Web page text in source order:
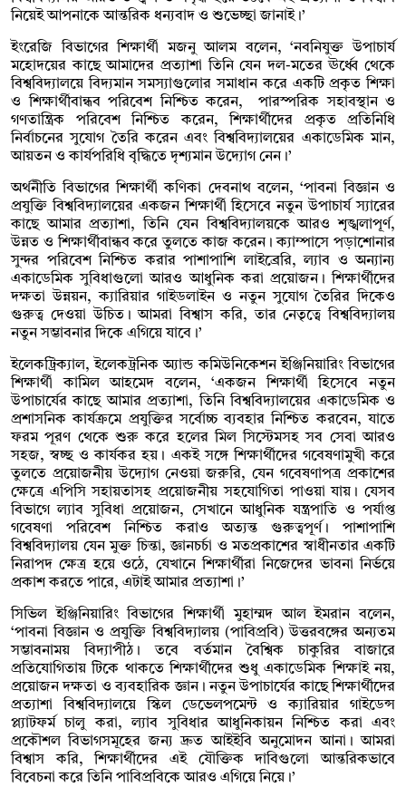
নিয়েই আপনাকে আন্তরিক ধন্যবাদ ও শুভেচ্ছা জানাই।’
ইংরেজি বিভাগের শিক্ষার্থী মজনু আলম বলেন, ‘নবনিযুক্ত উপাচার্য
মহোদয়ের কাছে আমাদের প্রত্যাশা তিনি যেন দল-মতের ঊর্ধ্বে থেকে
বিশ্ববিদ্যালয়ে বিদ্যমান সমস্যাগুলোর সমাধান করে একটি প্রকৃত শিক্ষা
ও শিক্ষার্থীবান্ধব পরিবেশ নিশ্চিত করেন, পারস্পরিক সহাবস্থান ও
গণতান্ত্রিক পরিবেশ নিশ্চিত করেন, শিক্ষার্থীদের প্রকৃত প্রতিনিধি
নির্বাচনের সুযোগ তৈরি করেন এবং বিশ্ববিদ্যালয়ের একাডেমিক মান,
আয়তন ও কার্যপরিধি বৃদ্ধিতে দৃশ্যমান উদ্যোগ নেন।’
অর্থনীতি বিভাগের শিক্ষার্থী কণিকা দেবনাথ বলেন, ‘পাবনা বিজ্ঞান ও
প্রযুক্তি বিশ্ববিদ্যালয়ের একজন শিক্ষার্থী হিসেবে নতুন উপাচার্য স্যারের
কাছে আমার প্রত্যাশা, তিনি যেন বিশ্ববিদ্যালয়কে আরও শৃঙ্খলাপূর্ণ,
উন্নত ও শিক্ষার্থীবান্ধব করে তুলতে কাজ করেন। ক্যাম্পাসে পড়াশোনার
সুন্দর পরিবেশ নিশ্চিত করার পাশাপাশি লাইব্রেরি, ল্যাব ও অন্যান্য
একাডেমিক সুবিধাগুলো আরও আধুনিক করা প্রয়োজন। শিক্ষার্থীদের
দক্ষতা উন্নয়ন, ক্যারিয়ার গাইডলাইন ও নতুন সুযোগ তৈরির দিকেও
গুরুত্ব দেওয়া উচিত। আমরা বিশ্বাস করি, তার নেতৃত্বে বিশ্ববিদ্যালয়
নতুন সম্ভাবনার দিকে এগিয়ে যাবে।’
ইলেকট্রিক্যাল, ইলেকট্রনিক অ্যান্ড কমিউনিকেশন ইঞ্জিনিয়ারিং বিভাগের
শিক্ষার্থী কামিল আহমেদ বলেন, ‘একজন শিক্ষার্থী হিসেবে নতুন
উপাচার্যের কাছে আমার প্রত্যাশা, তিনি বিশ্ববিদ্যালয়ের একাডেমিক ও
প্রশাসনিক কার্যক্রমে প্রযুক্তির সর্বোচ্চ ব্যবহার নিশ্চিত করবেন, যাতে
ফরম পূরণ থেকে শুরু করে হলের মিল সিস্টেমসহ সব সেবা আরও
সহজ, স্বচ্ছ ও কার্যকর হয়। একই সঙ্গে শিক্ষার্থীদের গবেষণামুখী করে
তুলতে প্রয়োজনীয় উদ্যোগ নেওয়া জরুরি, যেন গবেষণাপত্র প্রকাশের
ক্ষেত্রে এপিসি সহায়তাসহ প্রয়োজনীয় সহযোগিতা পাওয়া যায়। যেসব
বিভাগে ল্যাব সুবিধা প্রয়োজন, সেখানে আধুনিক যন্ত্রপাতি ও পর্যাপ্ত
গবেষণা পরিবেশ নিশ্চিত করাও অত্যন্ত গুরুত্বপূর্ণ। পাশাপাশি
বিশ্ববিদ্যালয় যেন মুক্ত চিন্তা, জ্ঞানচর্চা ও মতপ্রকাশের স্বাধীনতার একটি
নিরাপদ ক্ষেত্র হয়ে ওঠে, যেখানে শিক্ষার্থীরা নিজেদের ভাবনা নির্ভয়ে
প্রকাশ করতে পারে, এটাই আমার প্রত্যাশা।’
সিভিল ইঞ্জিনিয়ারিং বিভাগের শিক্ষার্থী মুহাম্মদ আল ইমরান বলেন,
‘পাবনা বিজ্ঞান ও প্রযুক্তি বিশ্ববিদ্যালয় (পাবিপ্রবি) উত্তরবঙ্গের অন্যতম
সম্ভাবনাময় বিদ্যাপীঠ। তবে বর্তমান বৈশ্বিক চাকুরির বাজারে
প্রতিযোগিতায় টিকে থাকতে শিক্ষার্থীদের শুধু একাডেমিক শিক্ষাই নয়,
প্রয়োজন দক্ষতা ও ব্যবহারিক জ্ঞান। নতুন উপাচার্যের কাছে শিক্ষার্থীদের
প্রত্যাশা বিশ্ববিদ্যালয়ে স্কিল ডেভেলপমেন্ট ও ক্যারিয়ার গাইডেন্স
প্ল্যাটফর্ম চালু করা, ল্যাব সুবিধার আধুনিকায়ন নিশ্চিত করা এবং
প্রকৌশল বিভাগসমূহের জন্য দ্রুত আইইবি অনুমোদন আনা। আমরা
বিশ্বাস করি, শিক্ষার্থীদের এই যৌক্তিক দাবিগুলো আন্তরিকভাবে
বিবেচনা করে তিনি পাবিপ্রবিকে আরও এগিয়ে নিয়ে।’